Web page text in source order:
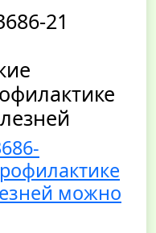
21
можно